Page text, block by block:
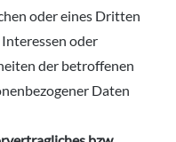
oder eines Dritten
oder
der betroffenen
Daten